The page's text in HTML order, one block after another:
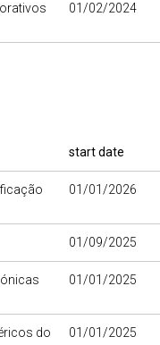
01/02/2024
start date
01/01/2026
01/09/2025
01/01/2025
do
01/01/2025